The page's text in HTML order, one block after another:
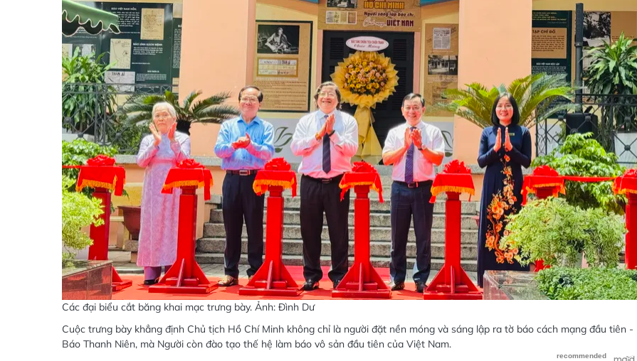
Các đại biểu cắt băng khai mạc trưng bày. Ảnh: Đình Dư
Cuộc trưng bày khẳng định Chủ tịch Hồ Chí Minh không chỉ là người đặt nền móng và sáng lập ra tờ báo cách mạng đầu tiên -
Báo Thanh Niên, mà Người còn đào tạo thế hệ làm báo vô sản đầu tiên của Việt Nam.